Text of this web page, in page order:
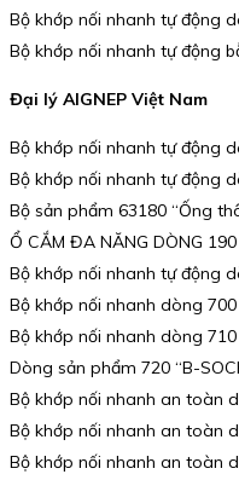
Bộ khớp nối nhanh tự động
Bộ khớp nối nhanh tự động
Đại lý AIGNEP Việt Nam
Bộ khớp nối nhanh tự động
Bộ khớp nối nhanh tự động
Bộ sản phẩm 63180 “Ống
Ổ CẮM ĐA NĂNG DÒNG 190
Bộ khớp nối nhanh tự động
Bộ khớp nối nhanh dòng 700
Bộ khớp nối nhanh dòng 710
Dòng sản phẩm 720 “B-
Bộ khớp nối nhanh an toàn
Bộ khớp nối nhanh an toàn
Bộ khớp nối nhanh an toàn